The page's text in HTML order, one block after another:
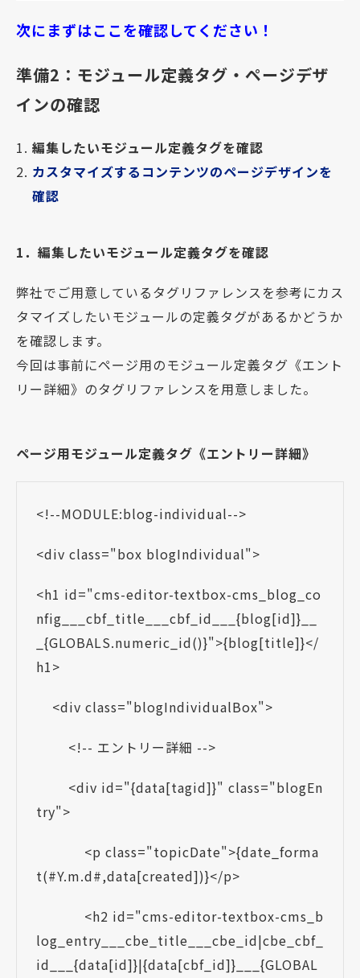
次にまずはここを確認してください！
準備2：モジュール定義タグ・ページデザ
インの確認
編集したいモジュール定義タグを確認
カスタマイズするコンテンツのページデザインを
確認
1．編集したいモジュール定義タグを確認
弊社でご用意しているタグリファレンスを参考にカス
タマイズしたいモジュールの定義タグがあるかどうか
を確認します。
今回は事前にページ用のモジュール定義タグ《エント
リー詳細》のタグリファレンスを用意しました。
ページ用モジュール定義タグ《エントリー詳細》
<!--MODULE:blog-individual-->
<div class="box blogIndividual">
<h1 id="cms-editor-textbox-cms_blog_co
nfig___cbf_title___cbf_id___{blog[id]}__
_{GLOBALS.numeric_id()}">{blog[title]}</
h1>
<div class="blogIndividualBox">
<!-- エントリー詳細 -->
<div id="{data[tagid]}" class="blogEn
try">
<p class="topicDate">{date_forma
t(#Y.m.d#,data[created])}</p>
<h2 id="cms-editor-textbox-cms_b
log_entry___cbe_title___cbe_id|cbe_cbf_
id___{data[id]}|{data[cbf_id]}___{GLOBAL